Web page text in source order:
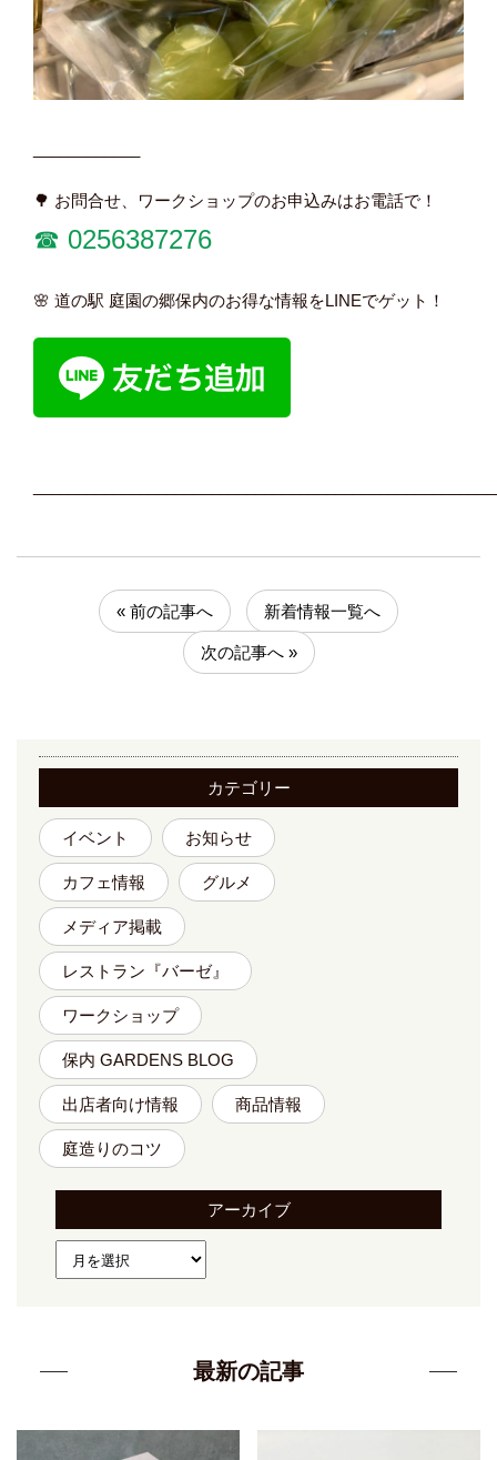
🌳 お問合せ、ワークショップのお申込みはお電話で！
☎︎ 0256387276
🌸 道の駅 庭園の郷保内のお得な情報をLINEでゲット！
« 前の記事へ 新着情報一覧へ
次の記事へ »
カテゴリー
イベント お知らせ
カフェ情報 グルメ
メディア掲載
レストラン『バーゼ』
ワークショップ
保内 GARDENS BLOG
出店者向け情報 商品情報
庭造りのコツ
アーカイブ
最新の記事